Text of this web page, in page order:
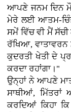
ਆਪਣੇ ਜਨਮ ਦਿਨ
ਮੇਰੇ ਲਈ ਆਤਮ-
ਸਮੇਂ ਵਿੱਚ ਵੀ ਮੈਂ
ਰੱਖਿਆ, ਵਾਤਾਵਰਨ
ਕੁਦਰਤੀ ਖੇਤੀ ਦੇ
ਕਰਦਾ ਰਹਾਂਗਾ।"
ਉਨ੍ਹਾਂ ਨੇ ਆਪਣੇ
ਸਾਥੀਆਂ, ਮਿੱਤਰਾਂ
ਕਰਦਿਆਂ ਕਿਹਾ